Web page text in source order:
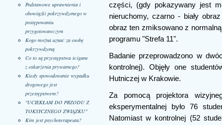
Podstawowe uprawnienia i
obowiązki pokrzywdzonego w
postępowaniu
przygotowawczym
Kogo można uznać za osobę
pokrzywdzoną
Co to są przestępstwa ścigane
z oskarżenia prywatnego?
Kiedy spowodowanie wypadku
drogowego jest
przestępstwem?
"UCIEKŁAM DO PRZODU Z
TOKSYCZNEGO ZWIĄZKU"
Kim jest psychoterapeuta?
części, (gdy pokazywany jest
nieruchomy, czarno - biały
obraz ten zmiksowano z
programu "Strefa 11".
Badanie przeprowadzono w
kontrolnej). Objęły one
Hutniczej w Krakowie.
Za pomocą projektora
eksperymentalnej było 76
Natomiast w kontrolnej (52